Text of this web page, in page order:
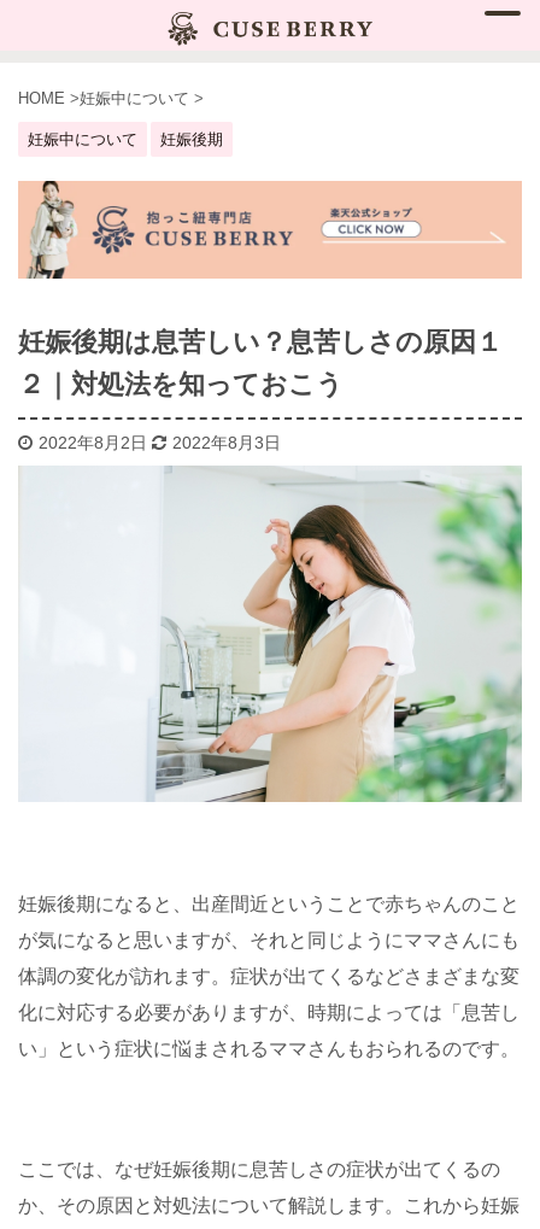
HOME >妊娠中について >
妊娠中について 妊娠後期
妊娠後期は息苦しい？息苦しさの原因１
２｜対処法を知っておこう
2022年8月2日 2022年8月3日
妊娠後期になると、出産間近ということで赤ちゃんのこと
が気になると思いますが、それと同じようにママさんにも
体調の変化が訪れます。症状が出てくるなどさまざまな変
化に対応する必要がありますが、時期によっては「息苦し
い」という症状に悩まされるママさんもおられるのです。
ここでは、なぜ妊娠後期に息苦しさの症状が出てくるの
か、その原因と対処法について解説します。これから妊娠